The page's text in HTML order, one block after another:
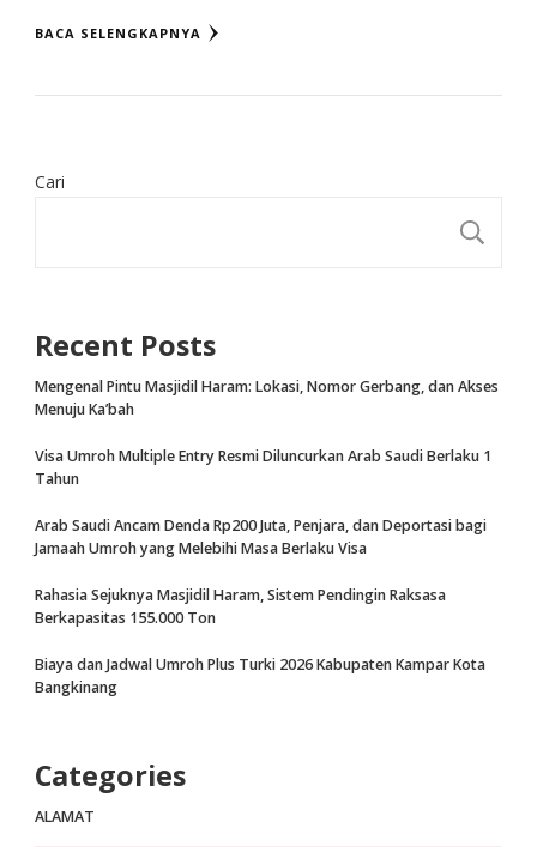
BACA SELENGKAPNYA
Cari
Recent Posts
Mengenal Pintu Masjidil Haram: Lokasi, Nomor Gerbang, dan Akses
Menuju Ka’bah
Visa Umroh Multiple Entry Resmi Diluncurkan Arab Saudi Berlaku 1
Tahun
Arab Saudi Ancam Denda Rp200 Juta, Penjara, dan Deportasi bagi
Jamaah Umroh yang Melebihi Masa Berlaku Visa
Rahasia Sejuknya Masjidil Haram, Sistem Pendingin Raksasa
Berkapasitas 155.000 Ton
Biaya dan Jadwal Umroh Plus Turki 2026 Kabupaten Kampar Kota
Bangkinang
Categories
ALAMAT